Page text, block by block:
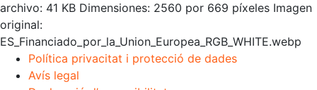
Política privacitat i protecció de dades
Avís legal